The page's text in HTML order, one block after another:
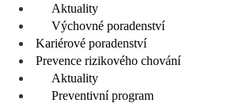
Aktuality
Výchovné poradenství
Kariérové poradenství
Prevence rizikového chování
Aktuality
Preventivní program